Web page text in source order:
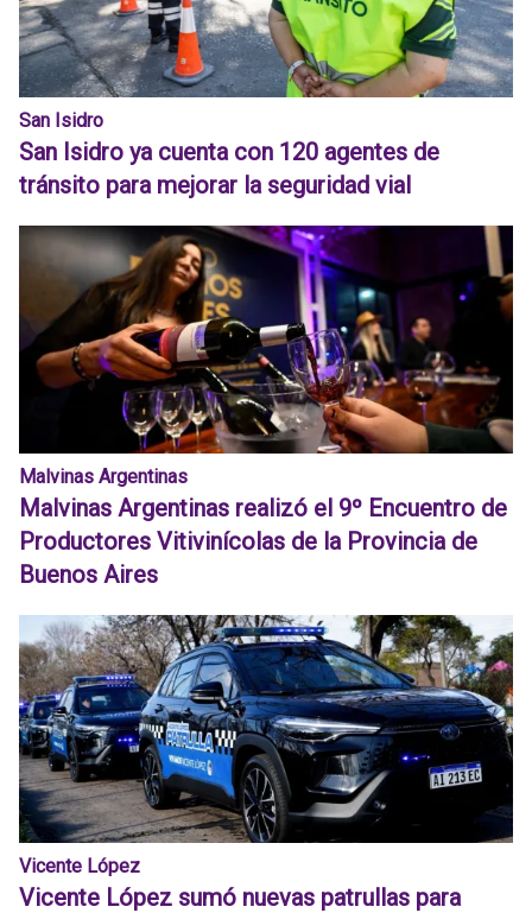
San Isidro
San Isidro ya cuenta con 120 agentes de
tránsito para mejorar la seguridad vial
Malvinas Argentinas
Malvinas Argentinas realizó el 9º Encuentro de
Productores Vitivinícolas de la Provincia de
Buenos Aires
Vicente López
Vicente López sumó nuevas patrullas para